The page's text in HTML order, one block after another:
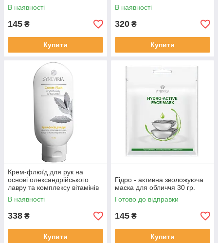
В наявності
145 ₴
Купити
В наявності
320 ₴
Купити
Крем-флюїд для рук на
основі олександрійського
лавру та комплексу вітамінів
115 мл.
В наявності
338 ₴
Купити
Гідро - активна зволожуюча
маска для обличчя 30 гр.
Готово до відправки
145 ₴
Купити